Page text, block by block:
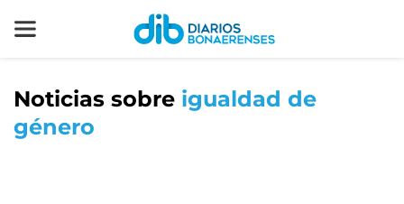
Noticias sobre igualdad de
género